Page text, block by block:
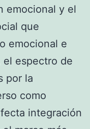
emocional y el
que
emocional e
espectro de
por la
como
integración